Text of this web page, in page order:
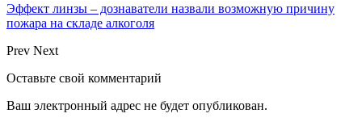
Эффект линзы – дознаватели назвали возможную причину
пожара на складе алкоголя
Prev Next
Оставьте свой комментарий
Ваш электронный адрес не будет опубликован.